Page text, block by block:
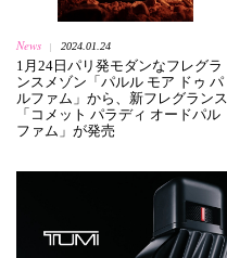
News 2024.01.24
1月24日パリ発モダンなフレグラ
ンスメゾン「パルル モア ドゥ パ
ルファム」から、新フレグランス
「コメット パラディ オードパル
ファム」が発売